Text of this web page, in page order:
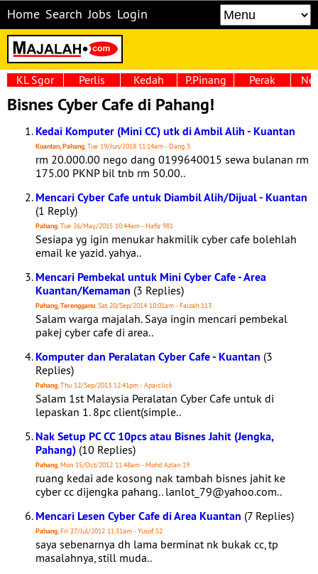
Home Search Jobs Login
KL Sgor Perlis Kedah P.Pinang Perak
Bisnes Cyber Cafe di Pahang!
Kedai Komputer (Mini CC) utk di Ambil Alih - Kuantan
Kuantan, Pahang, Tue 19/Jun/2018 11:14am - Dang 3
rm 20.000.00 nego dang 0199640015 sewa bulanan rm
175.00 PKNP bil tnb rm 50.00..
Mencari Cyber Cafe untuk Diambil Alih/Dijual - Kuantan
(1 Reply)
Pahang, Tue 26/May/2015 10:44am - Hafiz 981
Sesiapa yg igin menukar hakmilik cyber cafe bolehlah
email ke yazid. yahya..
Mencari Pembekal untuk Mini Cyber Cafe - Area
Kuantan/Kemaman (3 Replies)
Pahang, Terengganu, Sat 20/Sep/2014 10:01am - Faizah 113
Salam warga majalah. Saya ingin mencari pembekal
pakej cyber cafe di area..
Komputer dan Peralatan Cyber Cafe - Kuantan (3
Replies)
Pahang, Thu 12/Sep/2013 12:41pm - Apaiclick
Salam 1st Malaysia Peralatan Cyber Cafe untuk di
lepaskan 1. 8pc client(simple..
Nak Setup PC CC 10pcs atau Bisnes Jahit (Jengka,
Pahang) (10 Replies)
Pahang, Mon 15/Oct/2012 11:48am - Mohd Azlan 19
ruang kedai ade kosong nak tambah bisnes jahit ke
cyber cc dijengka pahang.. lanlot_79@yahoo.com..
Mencari Lesen Cyber Cafe di Area Kuantan (7 Replies)
Pahang, Fri 27/Jul/2012 11:31am - Yusof 52
saya sebenarnya dh lama berminat nk bukak cc, tp
masalahnya, still muda..